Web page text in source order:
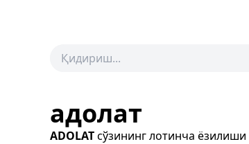
адолат
ADOLATсўзининг лотинча ёзилиши